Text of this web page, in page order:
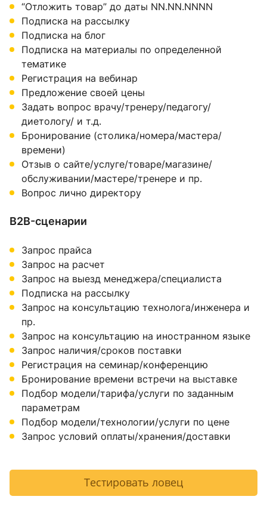
“Отложить товар” до даты NN.NN.NNNN
Подписка на рассылку
Подписка на блог
Подписка на материалы по определенной
тематике
Регистрация на вебинар
Предложение своей цены
Задать вопрос врачу/тренеру/педагогу/
диетологу/ и т.д.
Бронирование (столика/номера/мастера/
времени)
Отзыв о сайте/услуге/товаре/магазине/
обслуживании/мастере/тренере и пр.
Вопрос лично директору
B2B-сценарии
Запрос прайса
Запрос на расчет
Запрос на выезд менеджера/специалиста
Подписка на рассылку
Запрос на консультацию технолога/инженера и
пр.
Запрос на консультацию на иностранном языке
Запрос наличия/сроков поставки
Регистрация на семинар/конференцию
Бронирование времени встречи на выставке
Подбор модели/тарифа/услуги по заданным
параметрам
Подбор модели/технологии/услуги по цене
Запрос условий оплаты/хранения/доставки
Тестировать ловец